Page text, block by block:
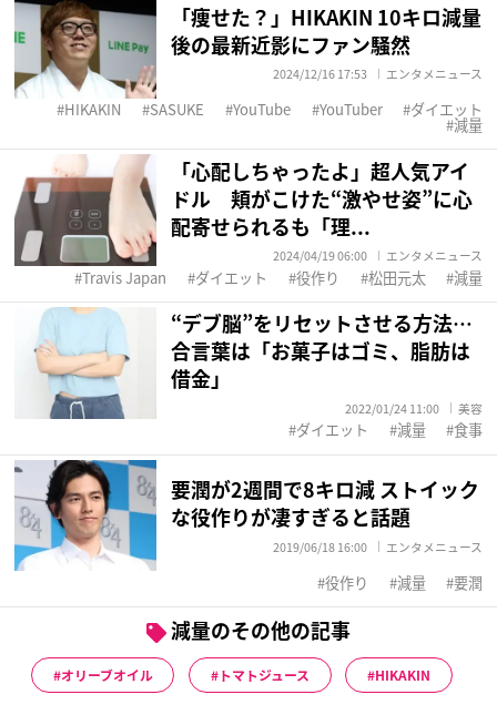
「痩せた？」HIKAKIN 10キロ減量
後の最新近影にファン騒然
2024/12/16 17:53 エンタメニュース
HIKAKIN SASUKE YouTube YouTuber ダイエット
減量
「心配しちゃったよ」超人気アイ
ドル 頬がこけた“激やせ姿”に心
配寄せられるも「理...
2024/04/19 06:00 エンタメニュース
Travis Japan ダイエット 役作り 松田元太 減量
“デブ脳”をリセットさせる方法…
合言葉は「お菓子はゴミ、脂肪は
借金」
2022/01/24 11:00 美容
ダイエット 減量 食事
要潤が2週間で8キロ減 ストイック
な役作りが凄すぎると話題
2019/06/18 16:00 エンタメニュース
役作り 減量 要潤
減量のその他の記事
オリーブオイル トマトジュース HIKAKIN